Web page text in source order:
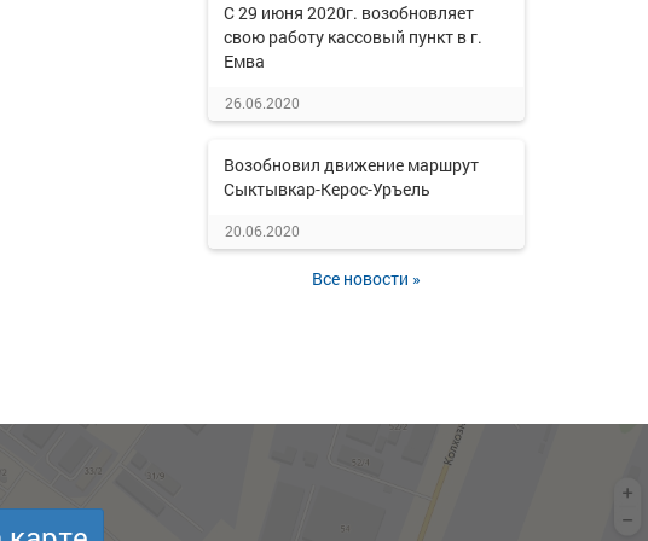
С 29 июня 2020г. возобновляет
свою работу кассовый пункт в г.
Емва
26.06.2020
Возобновил движение маршрут
Сыктывкар-Керос-Уръель
20.06.2020
Все новости »